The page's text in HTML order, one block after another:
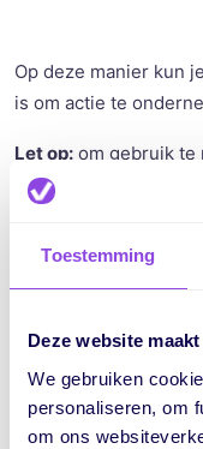
Toestemming
Deze website
We gebruiken
personaliseren, om
om ons
Op deze manier kun
is om actie te
Let op: om gebruik te
administrator deze
Als een teamlid
afwezigheid ook in